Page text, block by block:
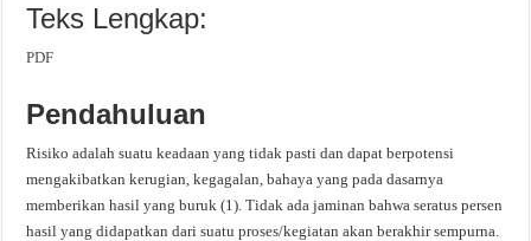
Teks Lengkap:
PDF
Pendahuluan
Risiko adalah suatu keadaan yang tidak pasti dan dapat berpotensi
mengakibatkan kerugian, kegagalan, bahaya yang pada dasarnya
memberikan hasil yang buruk (1). Tidak ada jaminan bahwa seratus persen
hasil yang didapatkan dari suatu proses/kegiatan akan berakhir sempurna.